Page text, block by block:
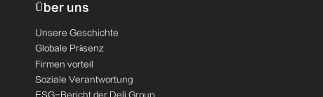
Über uns
Unsere Geschichte
Globale Präsenz
Firmen vorteil
Soziale Verantwortung
ESG-Bericht der Deli Group